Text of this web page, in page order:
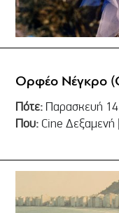
Ορφέο Νέγκρο
Πότε: Παρασκευή 14
Που: Cine Δεξαμενή